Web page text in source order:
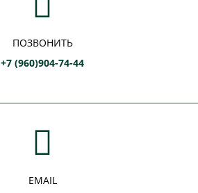
ПОЗВОНИТЬ
+7 (960)904-74-44
EMAIL